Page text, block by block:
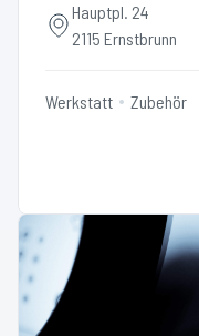
Hauptpl. 24
2115 Ernstbrunn
Werkstatt Zubehör